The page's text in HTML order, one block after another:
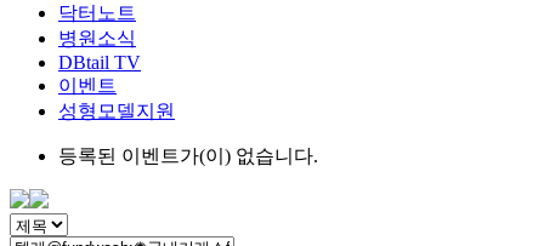
닥터노트
병원소식
DBtail TV
이벤트
성형모델지원
등록된 이벤트가(이) 없습니다.